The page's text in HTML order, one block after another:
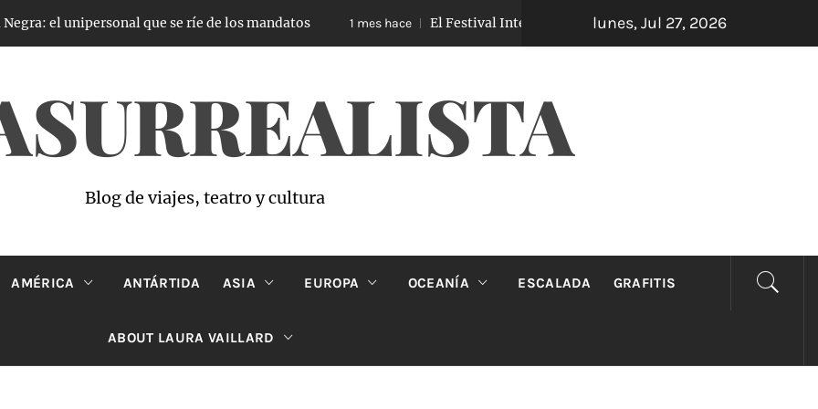
el unipersonal que se ríe de los mandatos 1 mes hace El Festival Internacional de Teatro Clásico de Mérida llega a
lunes, Jul 27, 2026
Blog de viajes, teatro y cultura
AMÉRICA ANTÁRTIDA ASIA EUROPA OCEANÍA ESCALADA GRAFITIS
ABOUT LAURA VAILLARD